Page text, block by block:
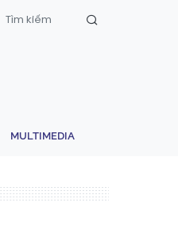
MULTIMEDIA